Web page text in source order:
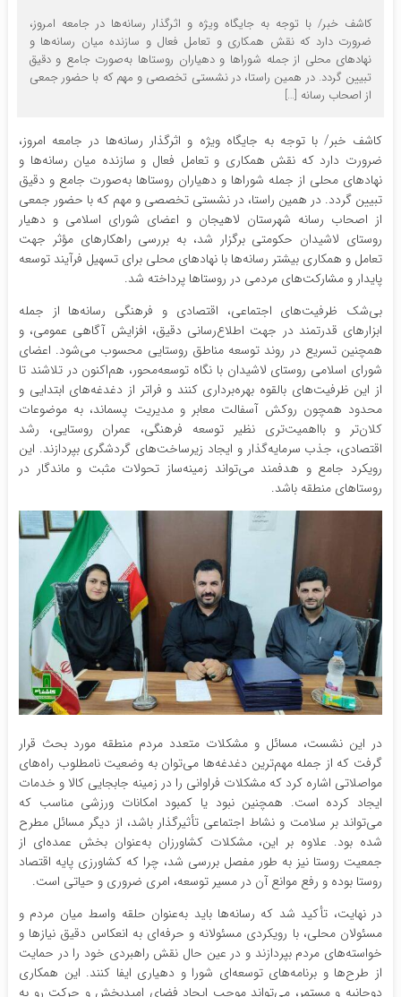
کاشف خبر/ با توجه به جایگاه ویژه و اثرگذار رسانه‌ها در جامعه امروز،
ضرورت دارد که نقش همکاری و تعامل فعال و سازنده میان رسانه‌ها و
نهادهای محلی از جمله شوراها و دهیاران روستاها به‌صورت جامع و دقیق
تبیین گردد. در همین راستا، در نشستی تخصصی و مهم که با حضور جمعی
از اصحاب رسانه […]
کاشف خبر/ با توجه به جایگاه ویژه و اثرگذار رسانه‌ها در جامعه امروز،
ضرورت دارد که نقش همکاری و تعامل فعال و سازنده میان رسانه‌ها و
نهادهای محلی از جمله شوراها و دهیاران روستاها به‌صورت جامع و دقیق
تبیین گردد. در همین راستا، در نشستی تخصصی و مهم که با حضور جمعی
از اصحاب رسانه شهرستان لاهیجان و اعضای شورای اسلامی و دهیار
روستای لاشیدان حکومتی برگزار شد، به بررسی راهکارهای مؤثر جهت
تعامل و همکاری بیشتر رسانه‌ها با نهادهای محلی برای تسهیل فرآیند توسعه
پایدار و مشارکت‌های مردمی در روستاها پرداخته شد.
بی‌شک ظرفیت‌های اجتماعی، اقتصادی و فرهنگی رسانه‌ها از جمله
ابزارهای قدرتمند در جهت اطلاع‌رسانی دقیق، افزایش آگاهی عمومی، و
همچنین تسریع در روند توسعه مناطق روستایی محسوب می‌شود. اعضای
شورای اسلامی روستای لاشیدان با نگاه توسعه‌محور، هم‌اکنون در تلاشند تا
از این ظرفیت‌های بالقوه بهره‌برداری کنند و فراتر از دغدغه‌های ابتدایی و
محدود همچون روکش آسفالت معابر و مدیریت پسماند، به موضوعات
کلان‌تر و بااهمیت‌تری نظیر توسعه فرهنگی، عمران روستایی، رشد
اقتصادی، جذب سرمایه‌گذار و ایجاد زیرساخت‌های گردشگری بپردازند. این
رویکرد جامع و هدفمند می‌تواند زمینه‌ساز تحولات مثبت و ماندگار در
روستاهای منطقه باشد.
در این نشست، مسائل و مشکلات متعدد مردم منطقه مورد بحث قرار
گرفت که از جمله مهم‌ترین دغدغه‌ها می‌توان به وضعیت نامطلوب راه‌های
مواصلاتی اشاره کرد که مشکلات فراوانی را در زمینه جابجایی کالا و خدمات
ایجاد کرده است. همچنین نبود یا کمبود امکانات ورزشی مناسب که
می‌تواند بر سلامت و نشاط اجتماعی تأثیرگذار باشد، از دیگر مسائل مطرح
شده بود. علاوه بر این، مشکلات کشاورزان به‌عنوان بخش عمده‌ای از
جمعیت روستا نیز به طور مفصل بررسی شد، چرا که کشاورزی پایه اقتصاد
روستا بوده و رفع موانع آن در مسیر توسعه، امری ضروری و حیاتی است.
در نهایت، تأکید شد که رسانه‌ها باید به‌عنوان حلقه واسط میان مردم و
مسئولان محلی، با رویکردی مسئولانه و حرفه‌ای به انعکاس دقیق نیازها و
خواسته‌های مردم بپردازند و در عین حال نقش راهبردی خود را در حمایت
از طرح‌ها و برنامه‌های توسعه‌ای شورا و دهیاری ایفا کنند. این همکاری
دوجانبه و مستمر، می‌تواند موجب ایجاد فضای امیدبخش و حرکت رو به